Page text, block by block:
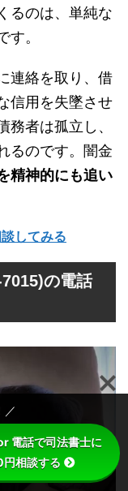
るのは、単純な
。
連絡を取り、借
信用を失墜させ
務者は孤立し、
るのです。闇金
精神的にも追い
してみる
の電話
／
電話で司法書士に
円相談する